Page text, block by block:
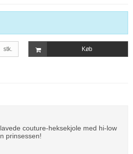
stk. Køb
couture-heksekjole med hi-low
prinsessen!